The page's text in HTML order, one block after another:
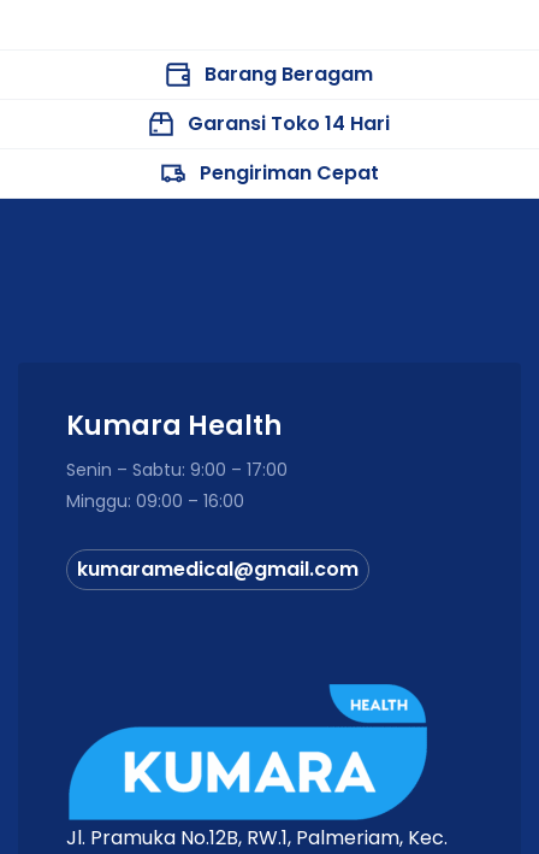
Barang Beragam
Garansi Toko 14 Hari
Pengiriman Cepat
Kumara Health
Senin – Sabtu: 9:00 – 17:00
Minggu: 09:00 – 16:00
kumaramedical@gmail.com
Jl. Pramuka No.12B, RW.1, Palmeriam, Kec.